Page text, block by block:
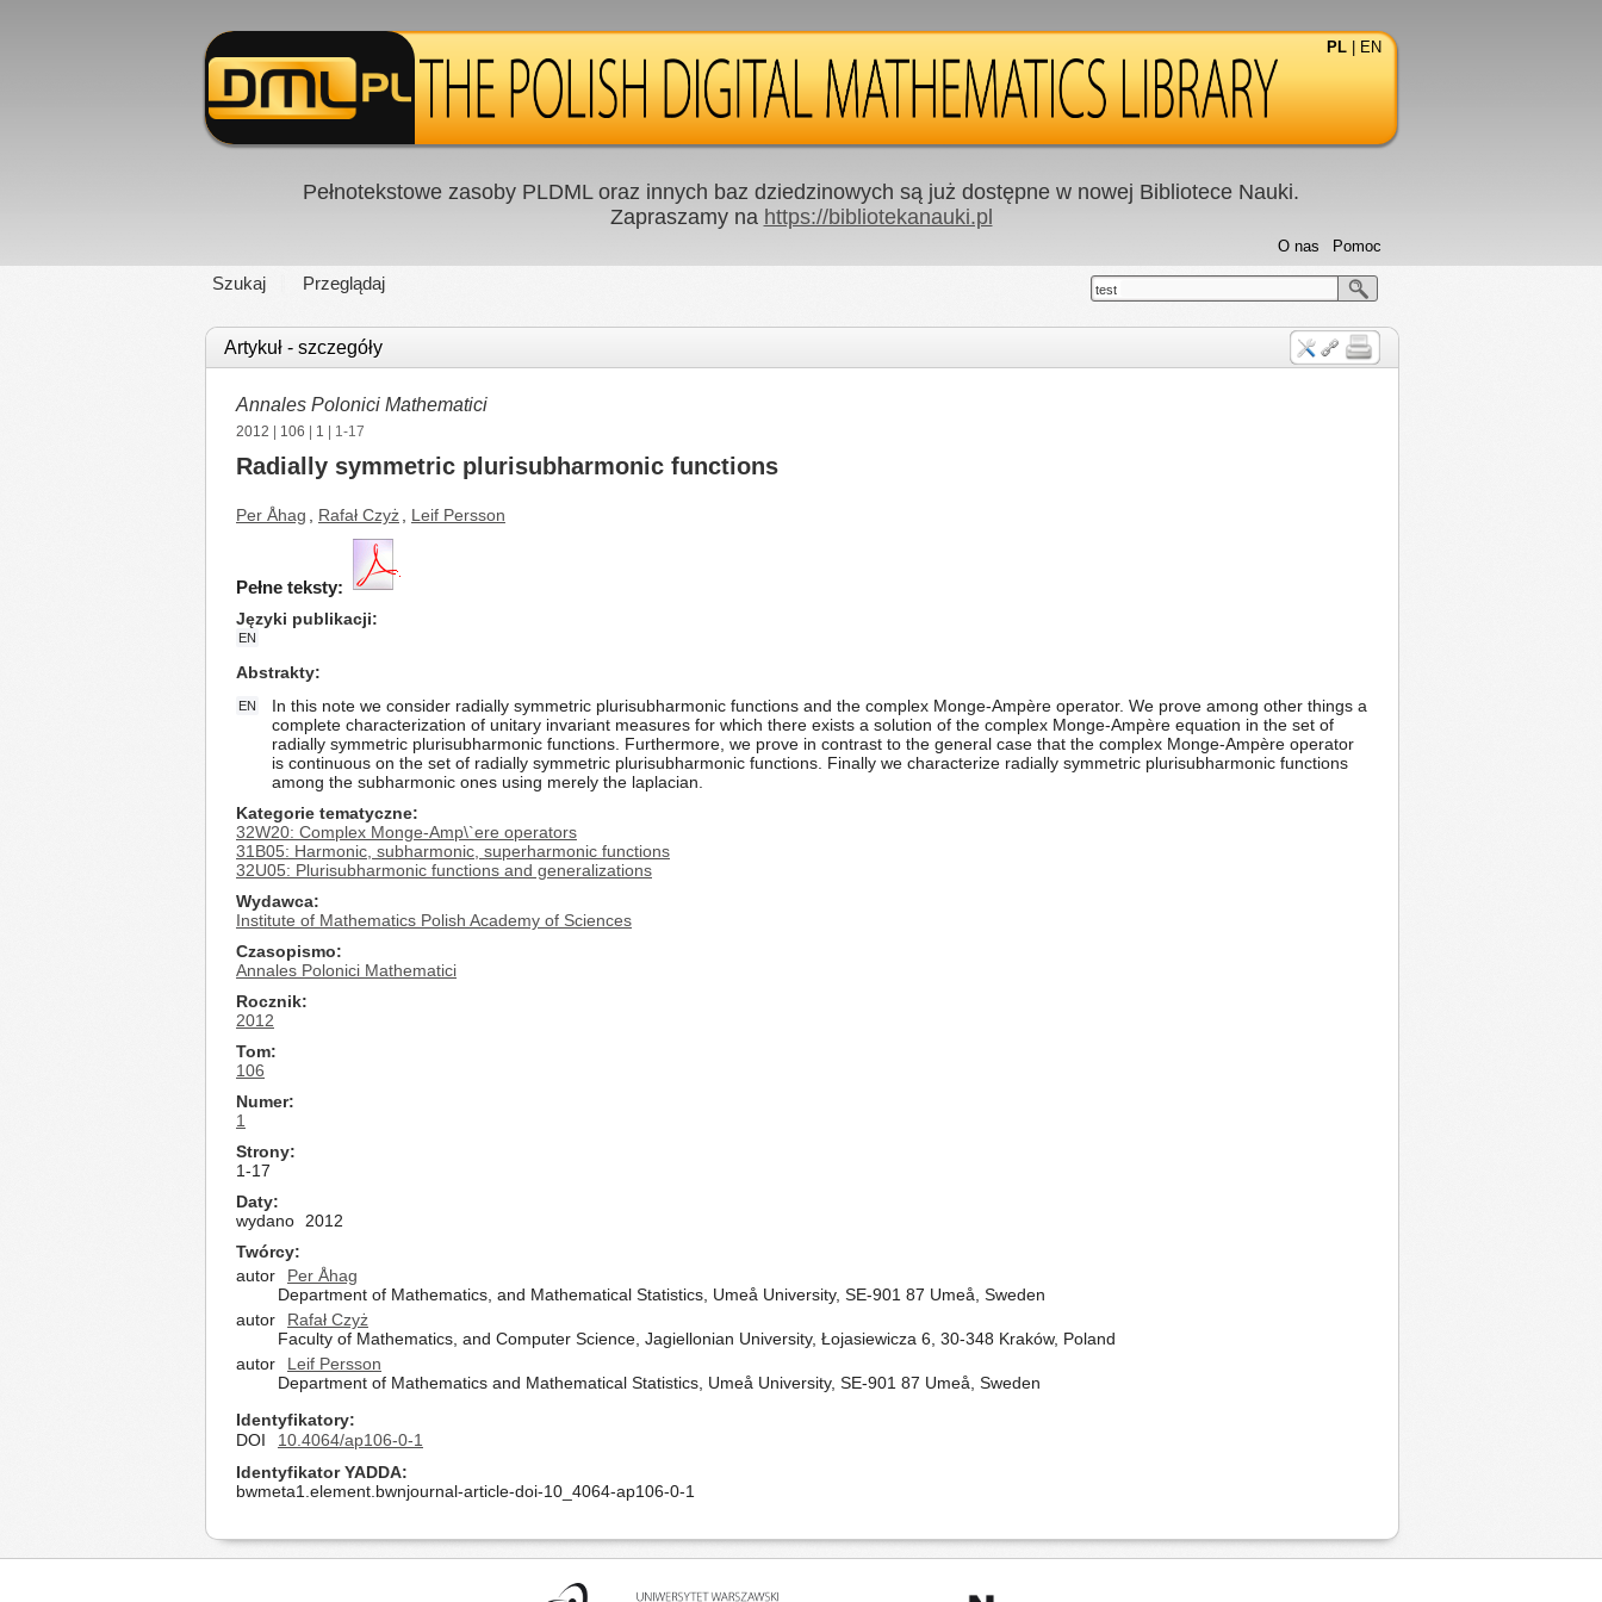
PL EN
Pełnotekstowe zasoby PLDML oraz innych baz dziedzinowych są już dostępne w nowej Bibliotece Nauki.
Zapraszamy na https://bibliotekanauki.pl
Szukaj Przeglądaj
Pomoc
O nas
test
Artykuł - szczegóły
Annales Polonici Mathematici
2012 106 1 | 1-17
Radially symmetric plurisubharmonic functions
Per Åhag Rafał Czyż Leif Persson
Pełne teksty:
Języki publikacji
EN
Abstrakty
EN
In this note we consider radially symmetric plurisubharmonic functions and the complex Monge-Ampère operator. We prove among other things a
complete characterization of unitary invariant measures for which there exists a solution of the complex Monge-Ampère equation in the set of
radially symmetric plurisubharmonic functions. Furthermore, we prove in contrast to the general case that the complex Monge-Ampère operator
is continuous on the set of radially symmetric plurisubharmonic functions. Finally we characterize radially symmetric plurisubharmonic functions
among the subharmonic ones using merely the laplacian.
Kategorie tematyczne
32W20: Complex Monge-Amp\`ere operators
31B05: Harmonic, subharmonic, superharmonic functions
32U05: Plurisubharmonic functions and generalizations
Wydawca
Institute of Mathematics Polish Academy of Sciences
Czasopismo
Annales Polonici Mathematici
Rocznik
2012
Tom
106
Numer
1
Strony
1-17
Daty
wydano
2012
Twórcy
autor
Per Åhag
Department of Mathematics, and Mathematical Statistics, Umeå University, SE-901 87 Umeå, Sweden
autor
Rafał Czyż
Faculty of Mathematics, and Computer Science, Jagiellonian University, Łojasiewicza 6, 30-348 Kraków, Poland
autor
Leif Persson
Department of Mathematics and Mathematical Statistics, Umeå University, SE-901 87 Umeå, Sweden
Identyfikatory
DOI
10.4064/ap106-0-1
Identyfikator YADDA
bwmeta1.element.bwnjournal-article-doi-10_4064-ap106-0-1